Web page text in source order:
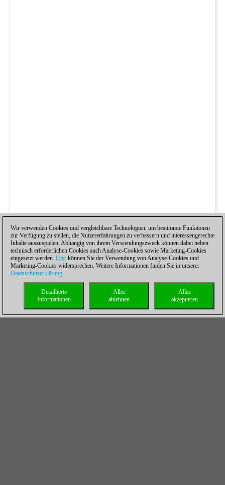
Wir verwenden Cookies und vergleichbare Technologien, um bestimmte Funktionen
zur Verfügung zu stellen, die Nutzererfahrungen zu verbessern und interessengerechte
Inhalte auszuspielen. Abhängig von ihrem Verwendungszweck können dabei neben
technisch erforderlichen Cookies auch Analyse-Cookies sowie Marketing-Cookies
eingesetzt werden. Hier können Sie der Verwendung von Analyse-Cookies und
Marketing-Cookies widersprechen. Weitere Informationen finden Sie in unserer
Datenschutzerklärung.
Alles
akzeptieren
Alles
ablehnen
Detaillierte
Informationen